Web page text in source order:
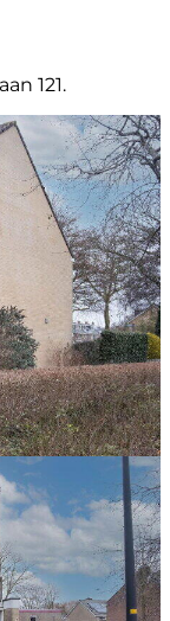
121.